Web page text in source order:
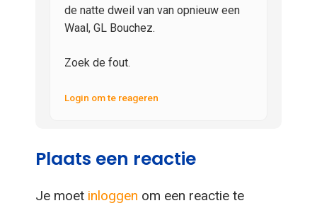
de natte dweil van van opnieuw een
Waal, GL Bouchez.
Zoek de fout.
Login om te reageren
Plaats een reactie
Je moet inloggen om een reactie te